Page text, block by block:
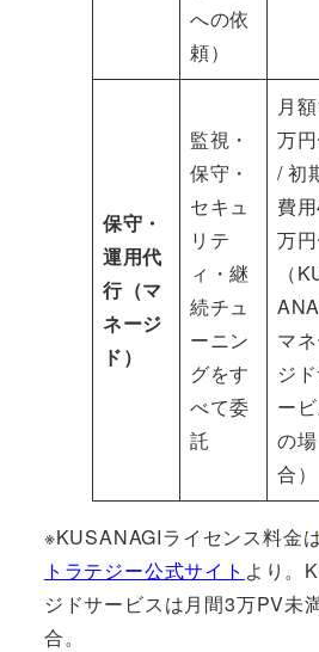
への依
頼）
保守・
運用代
行（マ
ネージ
ド）
監視・
保守・
セキュ
リテ
ィ・継
続チュ
ーニン
グをす
べて委
託
月
万
/ 初
費
万
（
マ
ジ
ー
の場
合）
※KUSANAGIライセンス料金
トラテジー公式サイト より。
ジドサービスは月間3万PV未
合。